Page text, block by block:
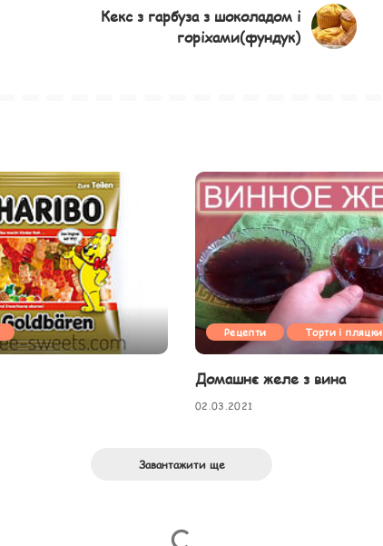
Кекс з гарбуза з шоколадом і
горіхами(фундук)
Рецепти Торти і пляцки
Домашнє желе з вина
02.03.2021
Завантажити ще